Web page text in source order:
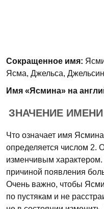
Сокращенное имя:
Ясма, Джельса,
Имя «Ясмина» на
ЗНАЧЕНИЕ
Что означает имя
определяется числом 2.
изменчивым характером.
причиной появления
Очень важно, чтобы
по пустякам и не